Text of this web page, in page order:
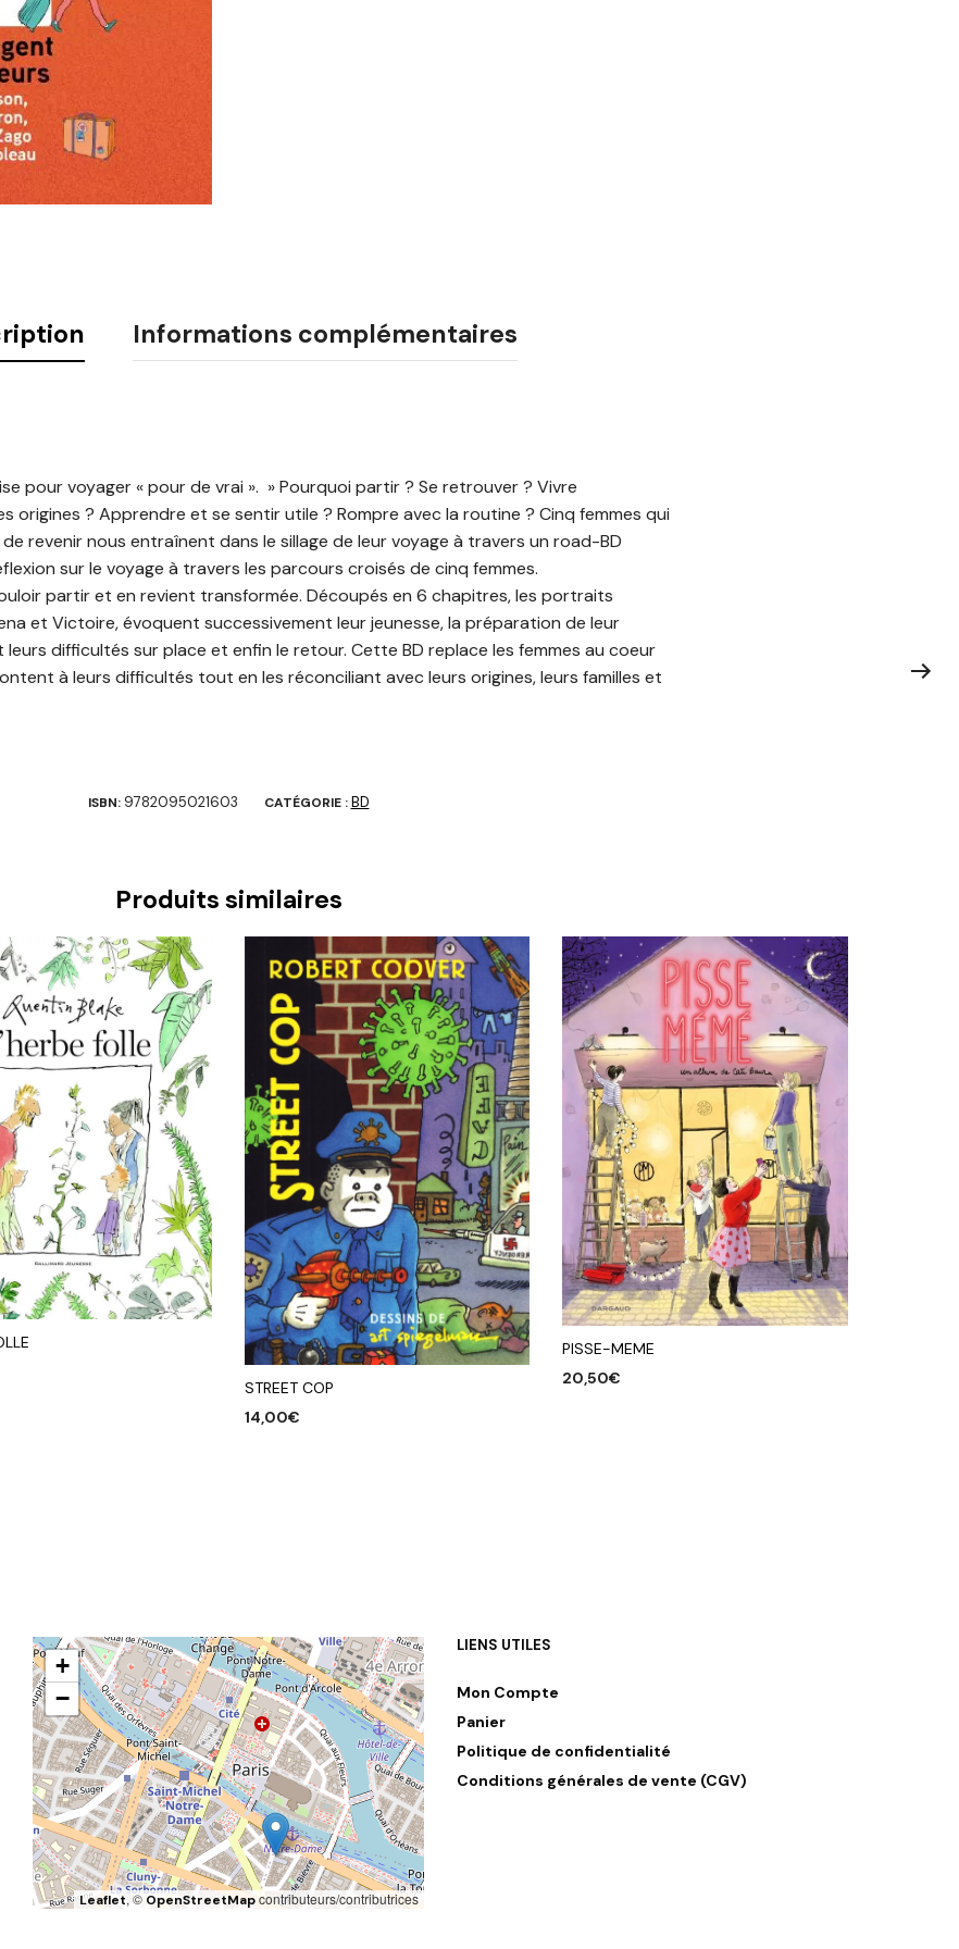
Informations complémentaires
pour voyager « pour de vrai ». » Pourquoi partir ? Se retrouver ? Vivre
origines ? Apprendre et se sentir utile ? Rompre avec la routine ? Cinq femmes qui
revenir nous entraînent dans le sillage de leur voyage à travers un road-BD
sur le voyage à travers les parcours croisés de cinq femmes.
partir et en revient transformée. Découpés en 6 chapitres, les portraits
et Victoire, évoquent successivement leur jeunesse, la préparation de leur
difficultés sur place et enfin le retour. Cette BD replace les femmes au coeur
à leurs difficultés tout en les réconciliant avec leurs origines, leurs familles et
ISBN: 9782095021603 CATÉGORIE :BD
Produits similaires
STREET COP
14,00€
PISSE-MEME
20,50€
+
−
Leaflet, ©OpenStreetMapcontributeurs/contributrices
LIENS UTILES
Mon Compte
Panier
Politique de confidentialité
Conditions générales de vente (CGV)